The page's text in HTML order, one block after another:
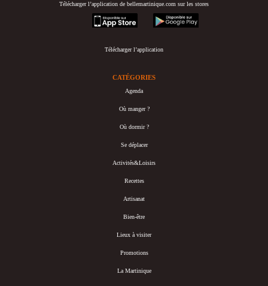
Télécharger l’application de bellemartinique.com sur les stores
appstore
googleplay
Télécharger l’application
CATÉGORIES
Agenda
Où manger ?
Où dormir ?
Se déplacer
Activités&Loisirs
Recettes
Artisanat
Bien-être
Lieux à visiter
Promotions
La Martinique